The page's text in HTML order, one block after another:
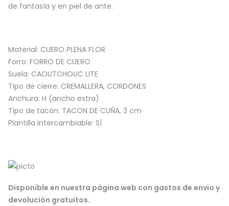
de fantasía y en piel de ante.
Material: CUERO PLENA FLOR
Forro: FORRO DE CUERO
Suela: CAOUTCHOUC LITE
Tipo de cierre: CREMALLERA, CORDONES
Anchura: H (ancho extra)
Tipo de tacón: TACON DE CUÑA, 3 cm
Plantilla intercambiable: SÍ
Disponible en nuestra página web con gastos de envio y
devolución gratuitos.